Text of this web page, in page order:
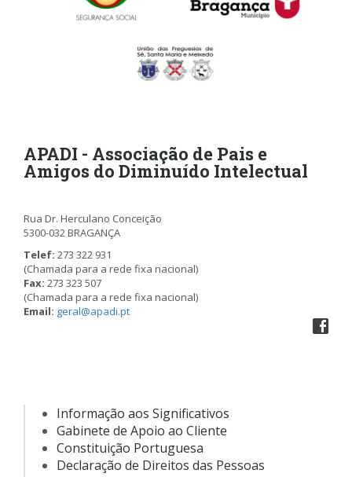
APADI - Associação de Pais e
Amigos do Diminuído Intelectual
Rua Dr. Herculano Conceição
5300-032 BRAGANÇA
Telef: 273 322 931
(Chamada para a rede fixa nacional)
Fax: 273 323 507
(Chamada para a rede fixa nacional)
Email: geral@apadi.pt
Informação aos Significativos
Gabinete de Apoio ao Cliente
Constituição Portuguesa
Declaração de Direitos das Pessoas